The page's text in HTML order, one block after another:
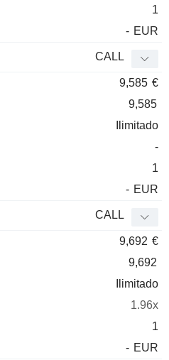
1
- EUR
CALL
9,585 €
9,585
Ilimitado
-
1
- EUR
CALL
9,692 €
9,692
Ilimitado
1.96x
1
- EUR